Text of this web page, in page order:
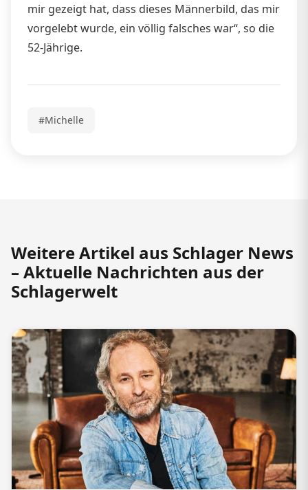
mir gezeigt hat, dass dieses Männerbild, das mir
vorgelebt wurde, ein völlig falsches war“, so die
52-Jährige.
#Michelle
Weitere Artikel aus Schlager News
– Aktuelle Nachrichten aus der
Schlagerwelt